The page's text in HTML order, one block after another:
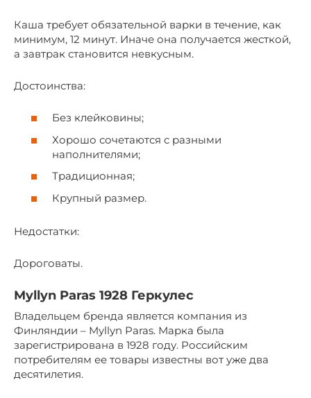
Каша требует обязательной варки в течение, как
минимум, 12 минут. Иначе она получается жесткой,
а завтрак становится невкусным.
Достоинства:
Без клейковины;
Хорошо сочетаются с разными
наполнителями;
Традиционная;
Крупный размер.
Недостатки:
Дороговаты.
Myllyn Paras 1928 Геркулес
Владельцем бренда является компания из
Финляндии – Myllyn Paras. Марка была
зарегистрирована в 1928 году. Российским
потребителям ее товары известны вот уже два
десятилетия.